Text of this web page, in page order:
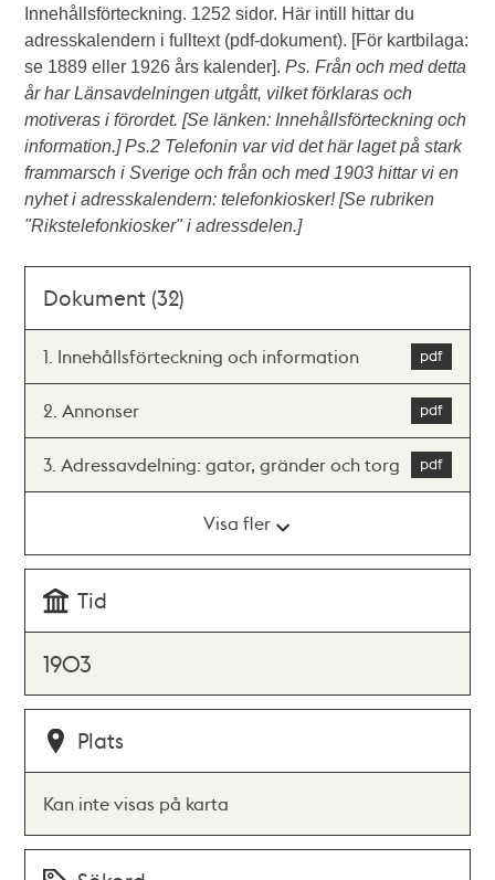
Innehållsförteckning. 1252 sidor. Här intill hittar du
adresskalendern i fulltext (pdf-dokument). [För kartbilaga:
se 1889 eller 1926 års kalender].Ps. Från och med detta
år har Länsavdelningen utgått, vilket förklaras och
motiveras i förordet. [Se länken: Innehållsförteckning och
information.] Ps.2 Telefonin var vid det här laget på stark
frammarsch i Sverige och från och med 1903 hittar vi en
nyhet i adresskalendern: telefonkiosker! [Se rubriken
"Rikstelefonkiosker" i adressdelen.]
Dokument (32)
1. Innehållsförteckning och information
2. Annonser
3. Adressavdelning: gator, gränder och torg
Visa fler
Tid
1903
Plats
Kan inte visas på karta